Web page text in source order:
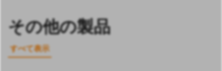
その他の製品
すべて表示